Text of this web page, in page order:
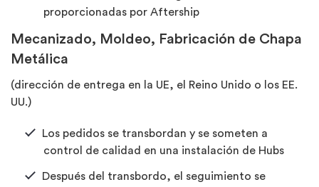
proporcionadas por Aftership
Mecanizado, Moldeo, Fabricación de Chapa
Metálica
(dirección de entrega en la UE, el Reino Unido o los EE.
UU.)
Los pedidos se transbordan y se someten a
control de calidad en una instalación de Hubs
Después del transbordo, el seguimiento se